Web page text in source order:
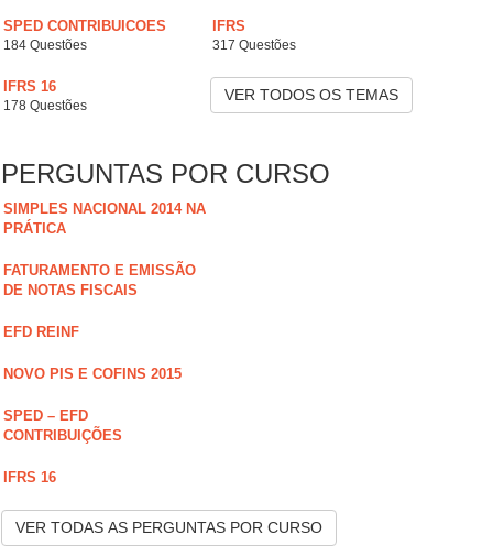
SPED CONTRIBUICOES
184 Questões
IFRS
317 Questões
IFRS 16
178 Questões
VER TODOS OS TEMAS
PERGUNTAS POR CURSO
SIMPLES NACIONAL 2014 NA
PRÁTICA
FATURAMENTO E EMISSÃO
DE NOTAS FISCAIS
EFD REINF
NOVO PIS E COFINS 2015
SPED – EFD
CONTRIBUIÇÕES
IFRS 16
VER TODAS AS PERGUNTAS POR CURSO